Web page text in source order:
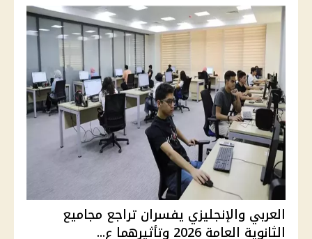
العربي والإنجليزي يفسران تراجع مجاميع
الثانوية العامة 2026 وتأثيرهما ع...